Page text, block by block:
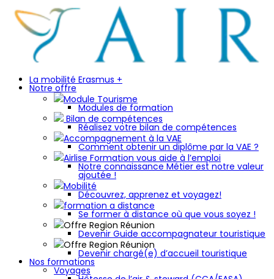
La mobilité Erasmus +
Notre offre
Module Tourisme
Modules de formation
Bilan de compétences
Réalisez votre bilan de compétences
Accompagnement à la VAE
Comment obtenir un diplôme par la VAE ?
Airlise Formation vous aide à l’emploi
Notre connaissance Métier est notre valeur
ajoutée !
Mobilité
Découvrez, apprenez et voyagez!
formation a distance
Se former à distance où que vous soyez !
Offre Region Réunion
Devenir Guide accompagnateur touristique
Offre Region Réunion
Devenir chargé(e) d’accueil touristique
Nos formations
Voyages